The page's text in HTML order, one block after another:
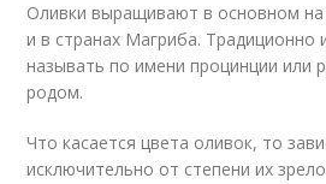
Оливки выращивают в основном
и в странах Магриба. Традиционно
называть по имени процинции или
родом.
Что касается цвета оливок, то
исключительно от степени их